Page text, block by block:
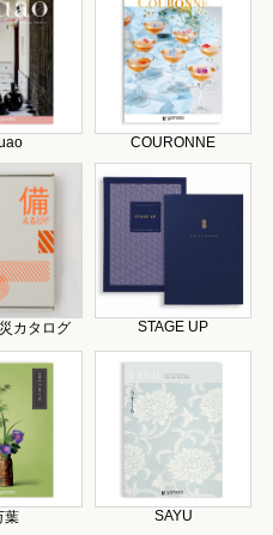
COURONNE
カタログ STAGE UP
葉 SAYU